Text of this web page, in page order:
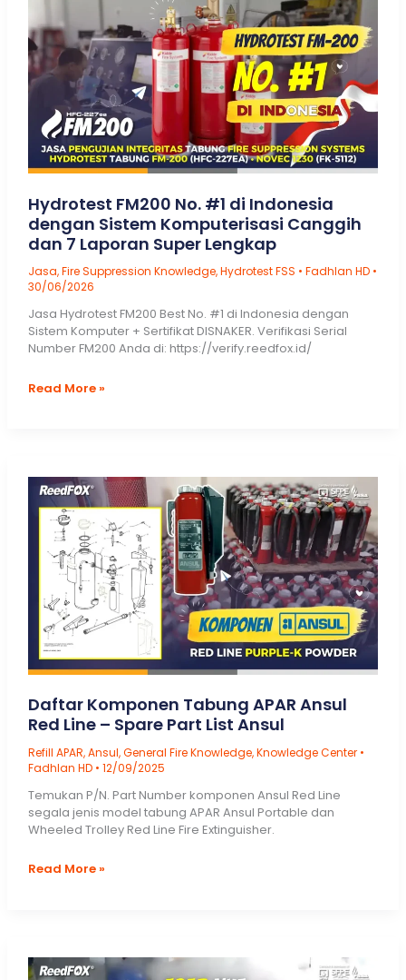
3
hal
ini
Sebelum
Melakukan
Pemadaman
Api
Menggunakan
Hydrotest FM200 No. #1 di Indonesia
dengan Sistem Komputerisasi Canggih
dan 7 Laporan Super Lengkap
Jasa,Fire Suppression Knowledge,Hydrotest FSS • Fadhlan HD •
30/06/2026
Jasa Hydrotest FM200 Best No. #1 di Indonesia dengan
Sistem Komputer + Sertifikat DISNAKER. Verifikasi Serial
Number FM200 Anda di: https://verify.reedfox.id/
Hydrotest
Indonesia
dengan
Sistem
Komputerisasi
Canggih
dan
Laporan
Super
Lengkap
Read More »
Daftar Komponen Tabung APAR Ansul
Red Line – Spare Part List Ansul
Refill APAR,Ansul,General Fire Knowledge,Knowledge Center•
Fadhlan HD • 12/09/2025
Temukan P/N. Part Number komponen Ansul Red Line
segala jenis model tabung APAR Ansul Portable dan
Wheeled Trolley Red Line Fire Extinguisher.
Daftar
Red
Line
Read More »